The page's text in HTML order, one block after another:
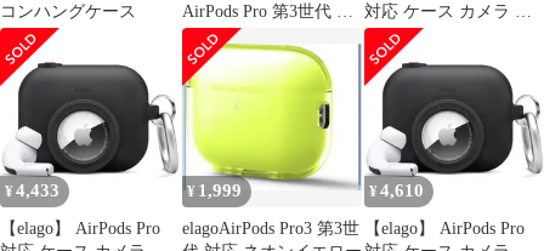
コンハングケース
AirPods Pro 第3世代 イ
ヤホンケース
対応 ケース カメラ デ
ザイン カラビナ 付 シ
リコン カバー AirTag
収納 可 紛失防止 シリ
コンケース 耐衝撃 落下
防止 ケースカバー [
Apple AirPodsP [ブラッ
ク] [AirPods Pro]
¥ 4,433
【elago】 AirPods Pro
¥ 1,999
elagoAirPods Pro3 第3世
¥ 4,610
【elago】 AirPods Pro